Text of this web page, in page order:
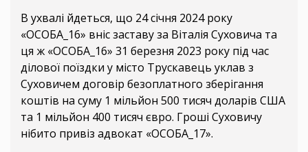
В ухвалі йдеться, що 24 січня 2024 року
«ОСОБА_16» вніс заставу за Віталія Суховича та
ця ж «ОСОБА_16» 31 березня 2023 року під час
ділової поїздки у місто Трускавець уклав з
Суховичем договір безоплатного зберігання
коштів на суму 1 мільйон 500 тисяч доларів США
та 1 мільйон 400 тисяч євро. Гроші Суховичу
нібито привіз адвокат «ОСОБА_17».